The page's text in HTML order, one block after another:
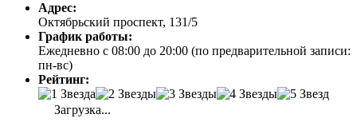
Адрес:
Октябрьский проспект, 131/5
График работы:
Ежедневно с 08:00 до 20:00 (по предварительной записи:
пн-вс)
Рейтинг:
Загрузка...